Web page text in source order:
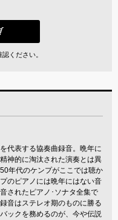
ください。
代表する協奏曲録音。晩年に
神的に淘汰された演奏とは異
年代のケンプがここでは聴か
のピアノには晩年にはない音
されたピアノ･ソナタ全集で
音はステレオ期のものに勝る
ックを務めるのが、今や伝説